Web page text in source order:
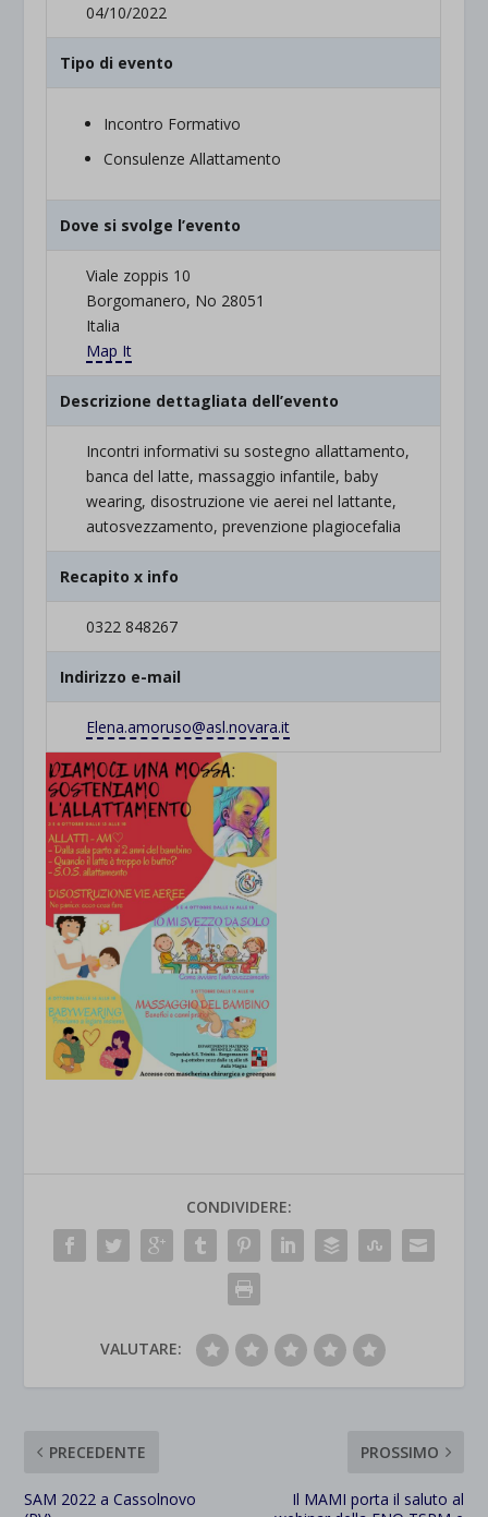
04/10/2022
Tipo di evento
Incontro Formativo
Consulenze Allattamento
Dove si svolge l’evento
Viale zoppis 10
Borgomanero, No 28051
Italia
Map It
Descrizione dettagliata dell’evento
Incontri informativi su sostegno allattamento,
banca del latte, massaggio infantile, baby
wearing, disostruzione vie aerei nel lattante,
autosvezzamento, prevenzione plagiocefalia
Recapito x info
0322 848267
Indirizzo e-mail
Elena.amoruso@asl.novara.it
CONDIVIDERE:
VALUTARE:
PRECEDENTE
SAM 2022 a Cassolnovo
PROSSIMO
Il MAMI porta il saluto al